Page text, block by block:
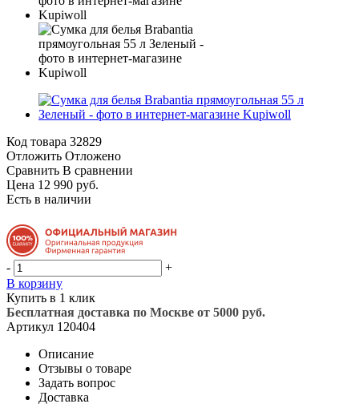
Код товара 32829
Отложить Отложено
Сравнить В сравнении
Цена 12 990 руб.
Есть в наличии
-
+
В корзину
Купить в 1 клик
Бесплатная доставка по Москве от 5000 руб.
Артикул 120404
Описание
Отзывы о товаре
Задать вопрос
Доставка